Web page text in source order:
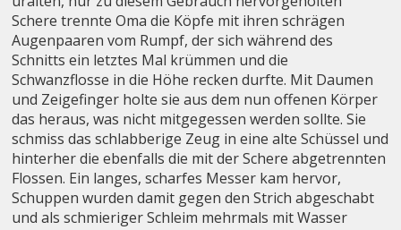
Schere trennte Oma die Köpfe mit ihren schrägen
Augenpaaren vom Rumpf, der sich während des
Schnitts ein letztes Mal krümmen und die
Schwanzflosse in die Höhe recken durfte. Mit Daumen
und Zeigefinger holte sie aus dem nun offenen Körper
das heraus, was nicht mitgegessen werden sollte. Sie
schmiss das schlabberige Zeug in eine alte Schüssel und
hinterher die ebenfalls die mit der Schere abgetrennten
Flossen. Ein langes, scharfes Messer kam hervor,
Schuppen wurden damit gegen den Strich abgeschabt
und als schmieriger Schleim mehrmals mit Wasser